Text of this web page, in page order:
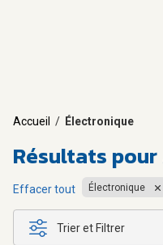
Accueil / Électronique
Résultats pour
Effacer tout Électronique
Trier et Filtrer